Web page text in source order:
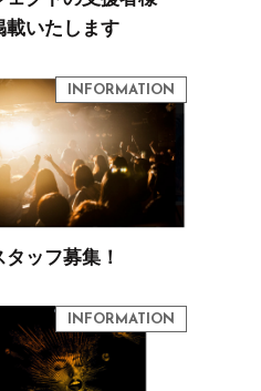
載いたします
ッフ募集！